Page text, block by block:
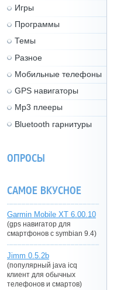
Игры
Программы
Темы
Разное
Мобильные телефоны
GPS навигаторы
Mp3 плееры
Bluetooth гарнитуры
ОПРОСЫ
САМОЕ ВКУСНОЕ
Garmin Mobile XT 6.00.10
(gps навигатор для
смартфонов с symbian 9.4)
Jimm 0.5.2b
(популярный java icq
клиент для обычных
телефонов и смартов)